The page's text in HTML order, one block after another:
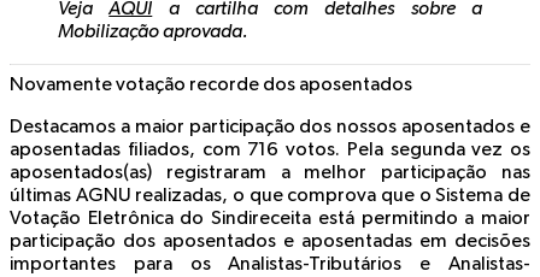
VejaAQUI a cartilha com detalhes sobre a
Mobilização aprovada.
Novamente votação recorde dos aposentados
Destacamos a maior participação dos nossos aposentados e
aposentadas filiados, com 716 votos. Pela segunda vez os
aposentados(as) registraram a melhor participação nas
últimas AGNU realizadas, o que comprova que o Sistema de
Votação Eletrônica do Sindireceita está permitindo a maior
participação dos aposentados e aposentadas em decisões
importantes para os Analistas-Tributários e Analistas-